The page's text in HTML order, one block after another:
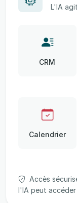
L'IA
CRM
Calendrier
Accès
l'IA peut